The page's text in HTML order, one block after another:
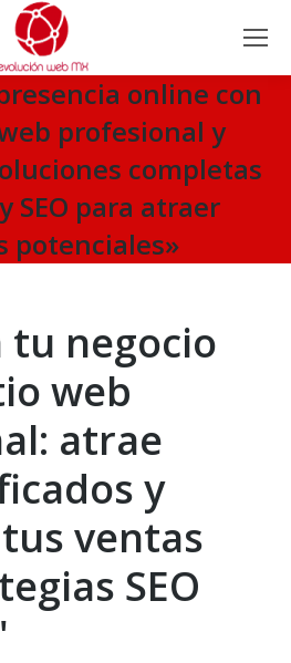
online con
profesional y
completas
SEO para atraer
potenciales»
tu negocio
web
atrae
y
ventas
SEO